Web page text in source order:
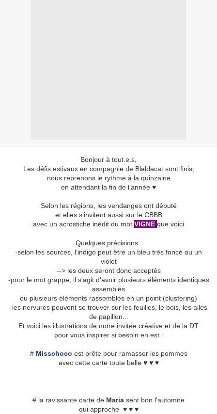
Bonjour à tout.e.s,
Les défis estivaux en compagnie de Blablacat sont finis,
nous reprenons le rythme à la quinzaine
en attendant la fin de l'année ♥
Selon les régions, les vendanges ont débuté
et elles s'invitent aussi sur le CBBB
avec un acrostiche inédit du mot VIGNE que voici
Quelques précisions :
-selon les sources, l'indigo peut être un bleu très foncé ou un
violet
--> les deux seront donc acceptés
-pour le mot grappe, il s'agit d'avoir plusieurs éléments identiques
assemblés
ou plusieurs éléments rassemblés en un point (clustering)
-les nervures peuvent se trouver sur les feuilles, le bois, les ailes
de papillon...
Et voici les illustrations de notre invitée créative et de la DT
pour vous inspirer si besoin en est :
# Misschoco est prête pour ramasser les pommes
avec cette carte toute belle ♥ ♥ ♥
# la ravissante carte de Maria sent bon l'automne
qui approche ♥ ♥ ♥